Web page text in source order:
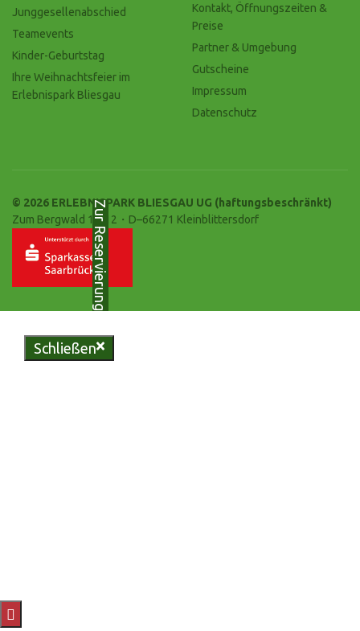
Junggesellenabschied
Teamevents
Kinder-Geburtstag
Ihre Weihnachtsfeier im
Erlebnispark Bliesgau
Kontakt, Öffnungszeiten &
Preise
Partner & Umgebung
Gutscheine
Impressum
Datenschutz
© 2026 ERLEBNISPARK BLIESGAU UG (haftungsbeschränkt)
Zum Bergwald 10-12・D–66271 Kleinblittersdorf
Zur Reservierung
Schließen
